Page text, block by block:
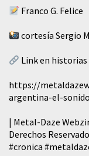
Franco G. Felice
cortesía Sergio
Link en historias
https://
argentina-el-
| Metal-Daze
Derechos
#cronica